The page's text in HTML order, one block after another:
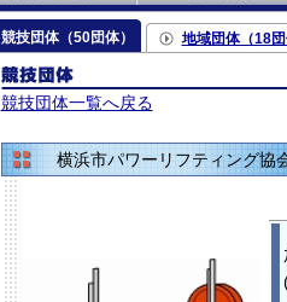
競技団体（50団体） 地域団体（18団
競技団体一覧へ戻る
横浜市パワーリフティング協